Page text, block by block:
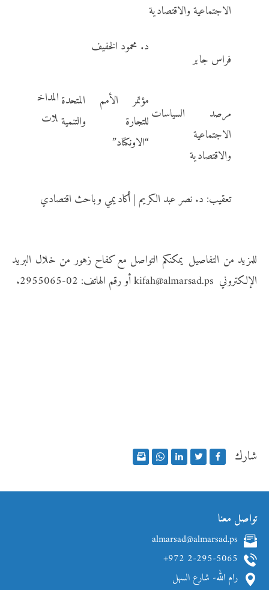
الاجتماعية والاقتصادية
فراس جابر
مرصد السياسات
الاجتماعية
والاقتصادية
د. محمود الخفيف
مؤتمر الأمم المتحدة
للتجارة والتنمية
“الاونكتاد”
المداخ
لات
تعقيب: د. نصر عبد الكريم | أكاديمي وباحث اقتصادي
للمزيد من التفاصيل يمكنكم التواصل مع كفاح زهور من خلال البريد
الإلكتروني kifah@almarsad.ps أو رقم الهاتف: 02-2955065.
شارك
تواصل معنا
almarsad@almarsad.ps
+972 2-295-5065
رام الله- شارع السهل